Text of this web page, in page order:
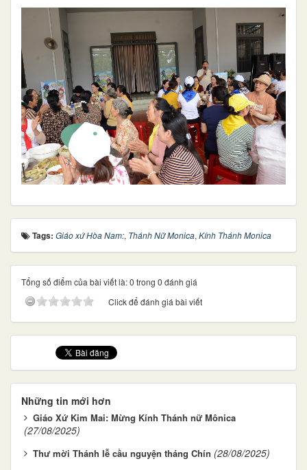
Tags: Giáo xứ Hòa Nam:, Thánh Nữ Monica, Kính Thánh Monica
Tổng số điểm của bài viết là: 0 trong 0 đánh giá
Click để đánh giá bài viết
Những tin mới hơn
Giáo Xứ Kim Mai: Mừng Kính Thánh nữ Mônica
(27/08/2025)
Thư mời Thánh lễ cầu nguyện tháng Chín (28/08/2025)